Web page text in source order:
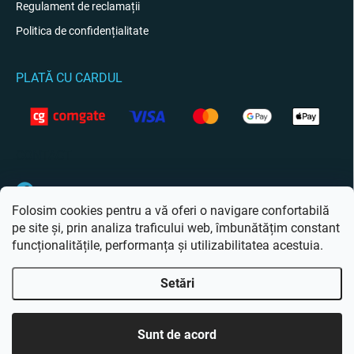
Folosim cookies pentru a vă oferi o navigare confortabilă
pe site și, prin analiza traficului web, îmbunătățim constant
funcționalitățile, performanța și utilizabilitatea acestuia.
Setări
Sunt de acord
Regulament de reclamații
Politica de confidențialitate
PLATĂ CU CARDUL
Drepturi de autor 2026Giftio.ro. Toate drepturile rezervate.Editați setările
cookie-urilor